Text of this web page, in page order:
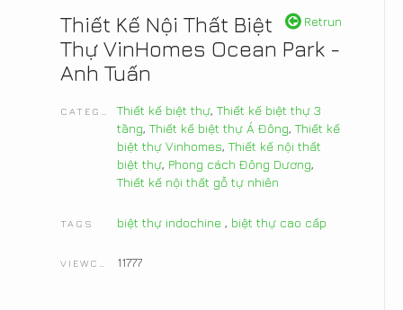
Retrun
Thiết Kế Nội Thất Biệt
Thự VinHomes Ocean Park -
Anh Tuấn
Thiết kế biệt thự, Thiết kế biệt thự 3
tầng, Thiết kế biệt thự Á Đông, Thiết kế
biệt thự Vinhomes, Thiết kế nội thất
biệt thự, Phong cách Đông Dương,
Thiết kế nội thất gỗ tự nhiên
TAGS biệt thự indochine, biệt thự cao cấp
11777